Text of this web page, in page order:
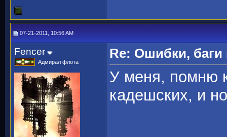
07-21-2011, 10:56 AM
Fencer
Адмирал флота
Re: Ошибки,
У меня, помню
кадешских, и